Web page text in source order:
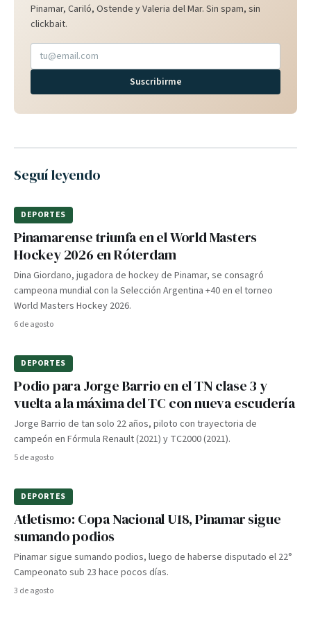
Pinamar, Cariló, Ostende y Valeria del Mar. Sin spam, sin
clickbait.
Suscribirme
Seguí leyendo
DEPORTES
Pinamarense triunfa en el World Masters
Hockey 2026 en Róterdam
Dina Giordano, jugadora de hockey de Pinamar, se consagró
campeona mundial con la Selección Argentina +40 en el torneo
World Masters Hockey 2026.
6 de agosto
DEPORTES
Podio para Jorge Barrio en el TN clase 3 y
vuelta a la máxima del TC con nueva escudería
Jorge Barrio de tan solo 22 años, piloto con trayectoria de
campeón en Fórmula Renault (2021) y TC2000 (2021).
5 de agosto
DEPORTES
Atletismo: Copa Nacional U18, Pinamar sigue
sumando podios
Pinamar sigue sumando podios, luego de haberse disputado el 22°
Campeonato sub 23 hace pocos días.
3 de agosto